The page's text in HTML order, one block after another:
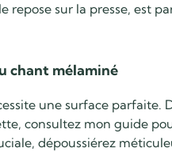
repose sur la presse, est
chant mélaminé
une surface parfaite.
consultez mon guide
dépoussiérez